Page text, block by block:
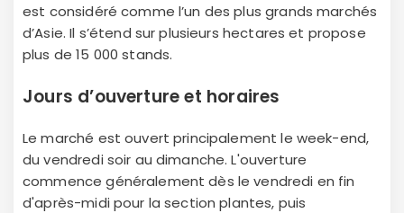
est considéré comme l’un des plus grands marchés
d’Asie. Il s’étend sur plusieurs hectares et propose
plus de 15 000 stands.
Jours d’ouverture et horaires
Le marché est ouvert principalement le week-end,
du vendredi soir au dimanche. L'ouverture
commence généralement dès le vendredi en fin
d'après-midi pour la section plantes, puis